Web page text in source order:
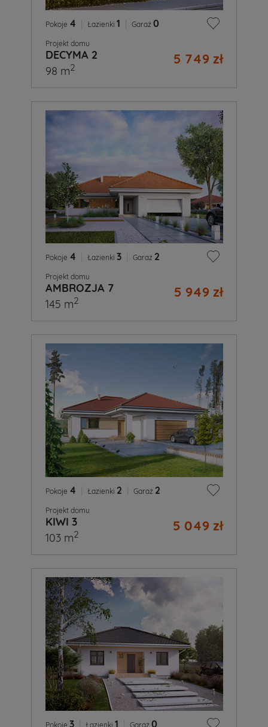
Pokoje 4 Łazienki 1 Garaż 0
Projekt domu
DECYMA 2 5 749 zł
98 m2
Pokoje 4 Łazienki 3 Garaż 2
Projekt domu
AMBROZJA 7 5 949 zł
145 m2
Pokoje 4 Łazienki 2 Garaż 2
Projekt domu
KIWI 3 5 049 zł
103 m2
Pokoje 3 Łazienki 1 Garaż 0